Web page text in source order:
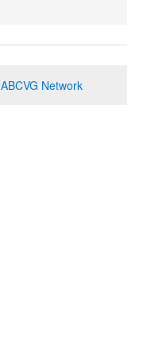
ABCVG Network